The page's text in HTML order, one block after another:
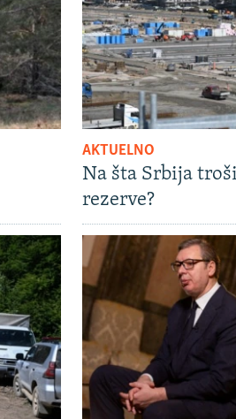
AKTUELNO
Na šta Srbija
rezerve?